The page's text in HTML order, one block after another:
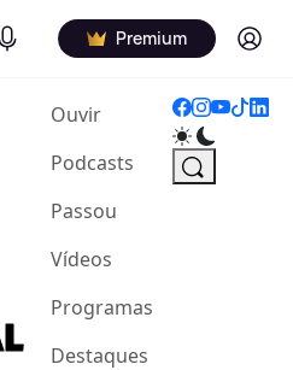
Podcasts Premium Log in
Ouvir(current)
Podcasts
Passou
Vídeos
Programas
Destaques